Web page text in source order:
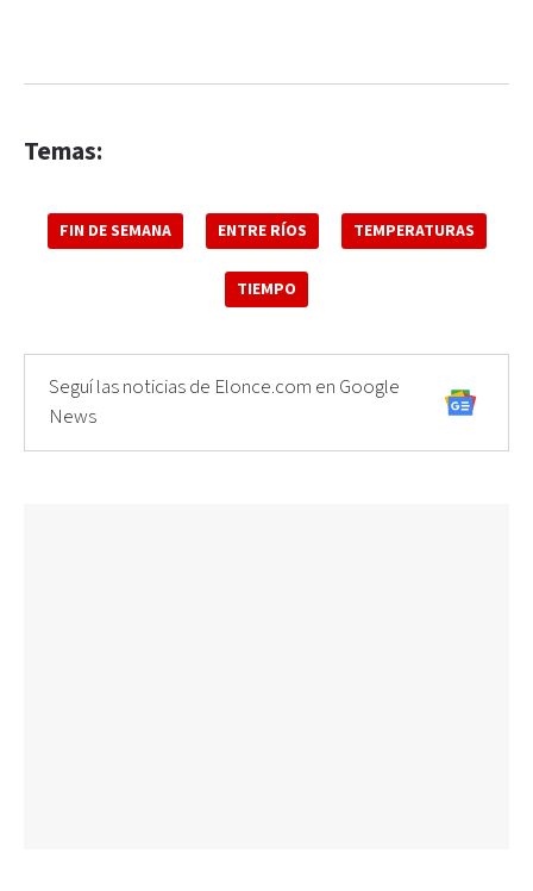
Temas:
FIN DE SEMANA ENTRE RÍOS TEMPERATURAS
TIEMPO
Seguí las noticias de Elonce.com en Google
News